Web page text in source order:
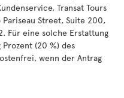
Transat Tours
Street, Suite 200,
Für eine solche Erstattung
(20 %) des
wenn der Antrag